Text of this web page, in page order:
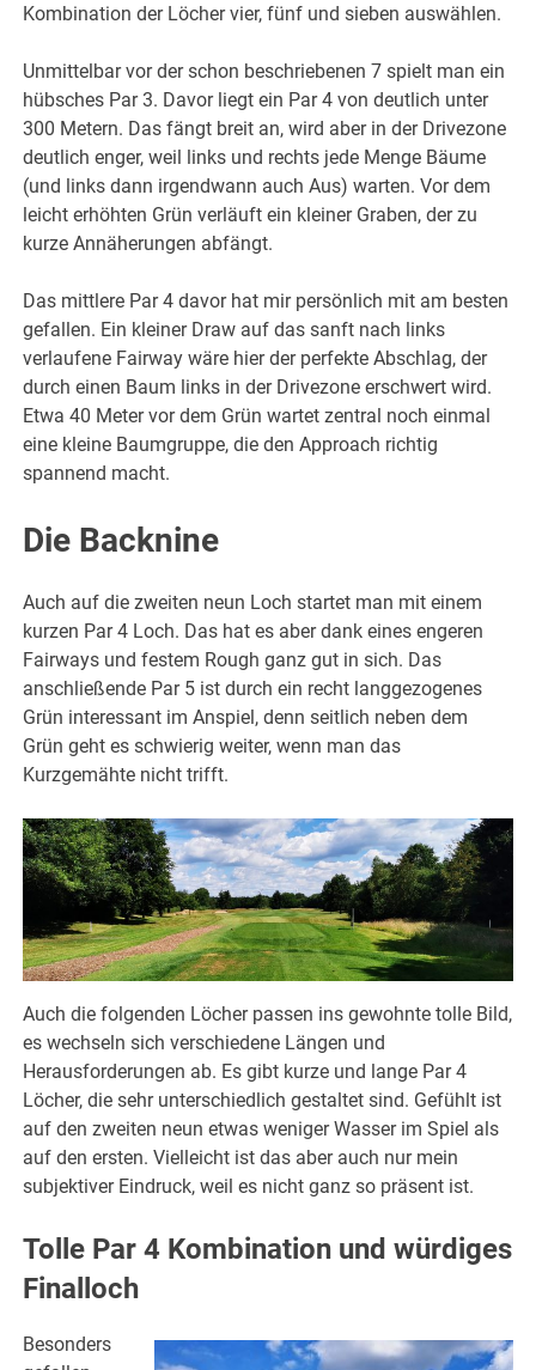
Kombination der Löcher vier, fünf und sieben auswählen.
Unmittelbar vor der schon beschriebenen 7 spielt man ein
hübsches Par 3. Davor liegt ein Par 4 von deutlich unter
300 Metern. Das fängt breit an, wird aber in der Drivezone
deutlich enger, weil links und rechts jede Menge Bäume
(und links dann irgendwann auch Aus) warten. Vor dem
leicht erhöhten Grün verläuft ein kleiner Graben, der zu
kurze Annäherungen abfängt.
Das mittlere Par 4 davor hat mir persönlich mit am besten
gefallen. Ein kleiner Draw auf das sanft nach links
verlaufene Fairway wäre hier der perfekte Abschlag, der
durch einen Baum links in der Drivezone erschwert wird.
Etwa 40 Meter vor dem Grün wartet zentral noch einmal
eine kleine Baumgruppe, die den Approach richtig
spannend macht.
Die Backnine
Auch auf die zweiten neun Loch startet man mit einem
kurzen Par 4 Loch. Das hat es aber dank eines engeren
Fairways und festem Rough ganz gut in sich. Das
anschließende Par 5 ist durch ein recht langgezogenes
Grün interessant im Anspiel, denn seitlich neben dem
Grün geht es schwierig weiter, wenn man das
Kurzgemähte nicht trifft.
Auch die folgenden Löcher passen ins gewohnte tolle Bild,
es wechseln sich verschiedene Längen und
Herausforderungen ab. Es gibt kurze und lange Par 4
Löcher, die sehr unterschiedlich gestaltet sind. Gefühlt ist
auf den zweiten neun etwas weniger Wasser im Spiel als
auf den ersten. Vielleicht ist das aber auch nur mein
subjektiver Eindruck, weil es nicht ganz so präsent ist.
Tolle Par 4 Kombination und würdiges
Finalloch
Besonders